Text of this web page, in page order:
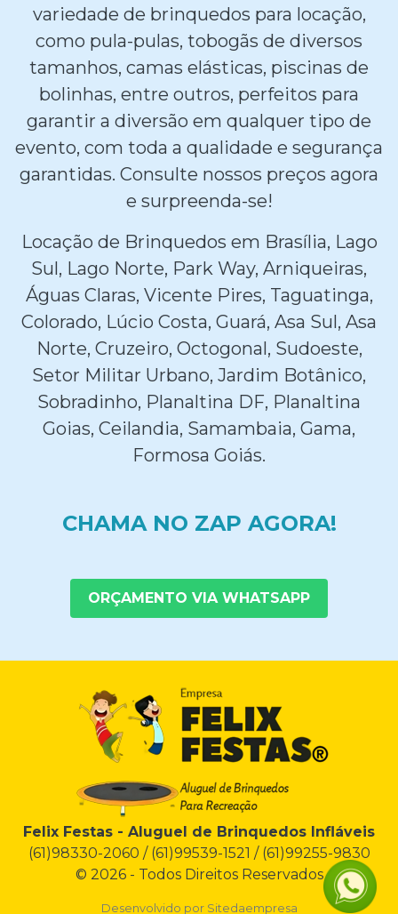
variedade de brinquedos para locação,
como pula-pulas, tobogãs de diversos
tamanhos, camas elásticas, piscinas de
bolinhas, entre outros, perfeitos para
garantir a diversão em qualquer tipo de
evento, com toda a qualidade e segurança
garantidas. Consulte nossos preços agora
e surpreenda-se!
Locação de Brinquedos em Brasília, Lago
Sul, Lago Norte, Park Way, Arniqueiras,
Águas Claras, Vicente Pires, Taguatinga,
Colorado, Lúcio Costa, Guará, Asa Sul, Asa
Norte, Cruzeiro, Octogonal, Sudoeste,
Setor Militar Urbano, Jardim Botânico,
Sobradinho, Planaltina DF, Planaltina
Goias, Ceilandia, Samambaia, Gama,
Formosa Goiás.
CHAMA NO ZAP AGORA!
ORÇAMENTO VIA WHATSAPP
Felix Festas - Aluguel de Brinquedos Infláveis
(61)98330-2060 / (61)99539-1521 / (61)99255-9830
© 2026 - Todos Direitos Reservados
Desenvolvido por Sitedaempresa